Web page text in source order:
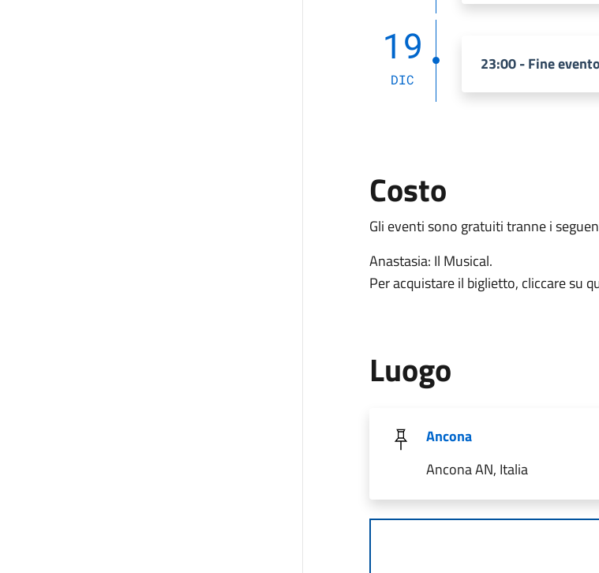
19
DIC
23:00 - Fine evento
Costo
Gli eventi sono gratuiti tranne i
Anastasia: Il Musical.
Per acquistare il biglietto, cliccare su
Luogo
Ancona
Ancona AN, Italia